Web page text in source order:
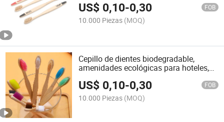
de dientes de bambú con carbón
US$ 0,10-0,30 FOB
10.000 Piezas (MOQ)
Cepillo de dientes biodegradable,
amenidades ecológicas para hoteles,
cepillo de dientes para huéspedes
US$ 0,10-0,30 FOB
10.000 Piezas (MOQ)